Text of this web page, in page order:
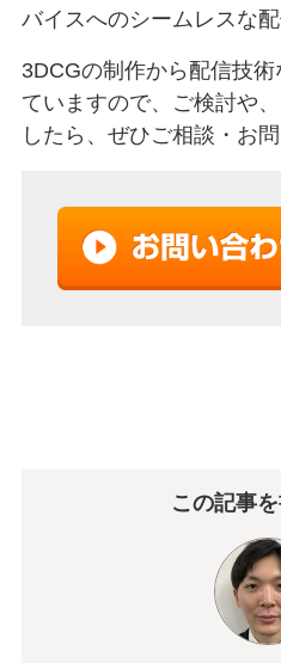
バイスへのシームレスな配
3DCGの制作から配信技
ていますので、ご検討や
したら、ぜひご相談・お
この記事